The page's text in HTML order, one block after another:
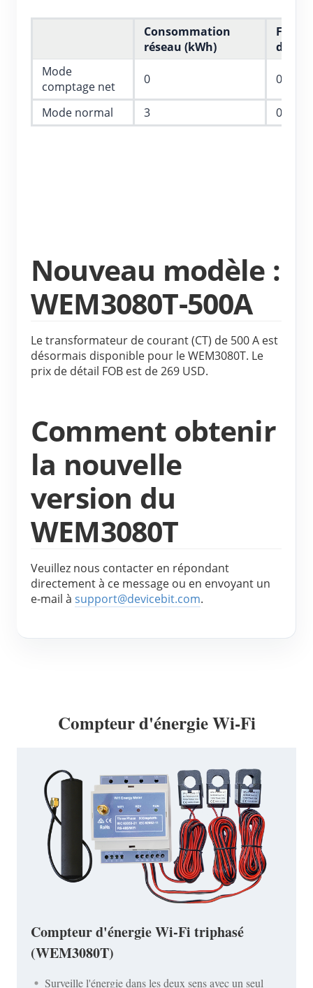
Consommation
réseau (kWh)
Mode
comptage net
0 0
Mode normal 3 0,9
Nouveau modèle :
WEM3080T-500A
Le transformateur de courant (CT) de 500 A est
désormais disponible pour le WEM3080T. Le
prix de détail FOB est de 269 USD.
Comment obtenir
la nouvelle
version du
WEM3080T
Veuillez nous contacter en répondant
directement à ce message ou en envoyant un
e-mail à support@devicebit.com.
Compteur d'énergie Wi-Fi
Compteur d'énergie Wi-Fi triphasé
(WEM3080T)
Surveille l'énergie dans les deux sens avec un seul